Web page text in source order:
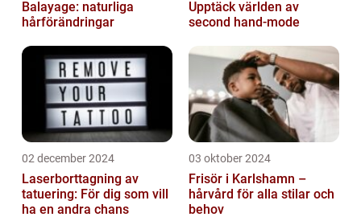
Balayage: naturliga
hårförändringar
Upptäck världen av
second hand-mode
02 december 2024
Laserborttagning av
tatuering: För dig som vill
ha en andra chans
03 oktober 2024
Frisör i Karlshamn –
hårvård för alla stilar och
behov